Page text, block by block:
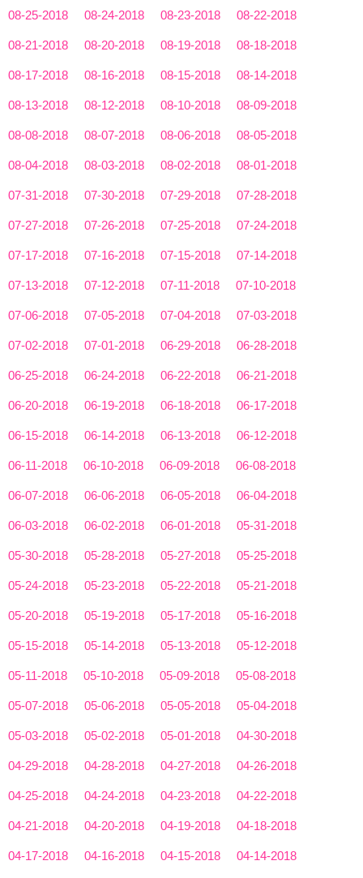
08-25-2018 08-24-2018 08-23-2018 08-22-2018
08-21-2018 08-20-2018 08-19-2018 08-18-2018
08-17-2018 08-16-2018 08-15-2018 08-14-2018
08-13-2018 08-12-2018 08-10-2018 08-09-2018
08-08-2018 08-07-2018 08-06-2018 08-05-2018
08-04-2018 08-03-2018 08-02-2018 08-01-2018
07-31-2018 07-30-2018 07-29-2018 07-28-2018
07-27-2018 07-26-2018 07-25-2018 07-24-2018
07-17-2018 07-16-2018 07-15-2018 07-14-2018
07-13-2018 07-12-2018 07-11-2018 07-10-2018
07-06-2018 07-05-2018 07-04-2018 07-03-2018
07-02-2018 07-01-2018 06-29-2018 06-28-2018
06-25-2018 06-24-2018 06-22-2018 06-21-2018
06-20-2018 06-19-2018 06-18-2018 06-17-2018
06-15-2018 06-14-2018 06-13-2018 06-12-2018
06-11-2018 06-10-2018 06-09-2018 06-08-2018
06-07-2018 06-06-2018 06-05-2018 06-04-2018
06-03-2018 06-02-2018 06-01-2018 05-31-2018
05-30-2018 05-28-2018 05-27-2018 05-25-2018
05-24-2018 05-23-2018 05-22-2018 05-21-2018
05-20-2018 05-19-2018 05-17-2018 05-16-2018
05-15-2018 05-14-2018 05-13-2018 05-12-2018
05-11-2018 05-10-2018 05-09-2018 05-08-2018
05-07-2018 05-06-2018 05-05-2018 05-04-2018
05-03-2018 05-02-2018 05-01-2018 04-30-2018
04-29-2018 04-28-2018 04-27-2018 04-26-2018
04-25-2018 04-24-2018 04-23-2018 04-22-2018
04-21-2018 04-20-2018 04-19-2018 04-18-2018
04-17-2018 04-16-2018 04-15-2018 04-14-2018